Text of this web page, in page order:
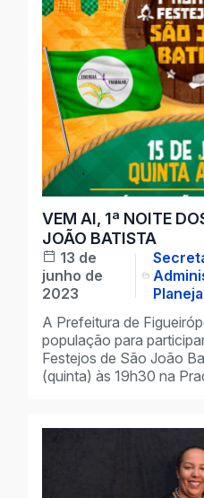
VEM AI, 1ª NOITE
JOÃO BATISTA
13 de
junho de
2023
A Prefeitura de
população para
Festejos de São João
(quinta) às 19h30 na